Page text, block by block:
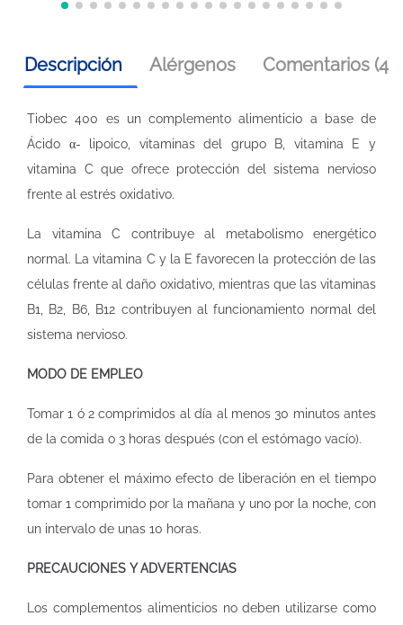
Descripción Alérgenos Comentarios (4)
Tiobec 400 es un complemento alimenticio a base de
Ácido α- lipoico, vitaminas del grupo B, vitamina E y
vitamina C que ofrece protección del sistema nervioso
frente al estrés oxidativo.
La vitamina C contribuye al metabolismo energético
normal. La vitamina C y la E favorecen la protección de las
células frente al daño oxidativo, mientras que las vitaminas
B1, B2, B6, B12 contribuyen al funcionamiento normal del
sistema nervioso.
MODO DE EMPLEO
Tomar 1 ó 2 comprimidos al día al menos 30 minutos antes
de la comida o 3 horas después (con el estómago vacío).
Para obtener el máximo efecto de liberación en el tiempo
tomar 1 comprimido por la mañana y uno por la noche, con
un intervalo de unas 10 horas.
PRECAUCIONES Y ADVERTENCIAS
Los complementos alimenticios no deben utilizarse como